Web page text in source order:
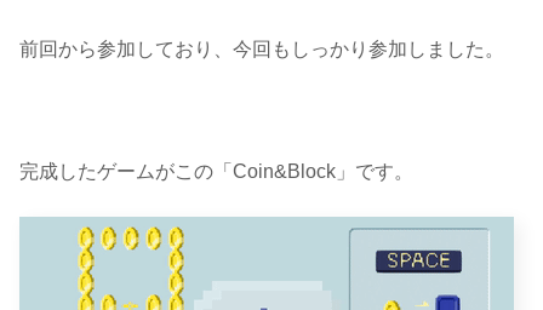
前回から参加しており、今回もしっかり参加しました。
完成したゲームがこの 「Coin&Block」 です。